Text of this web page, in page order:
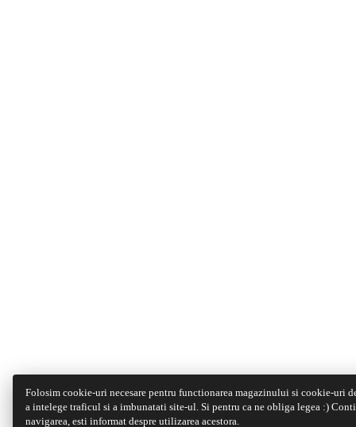
Folosim cookie-uri necesare pentru functionarea magazinului si cookie-uri
a intelege traficul si a imbunatati site-ul. Si pentru ca ne obliga legea :)
navigarea, esti informat despre utilizarea acestora.